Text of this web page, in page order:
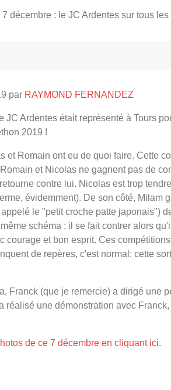
7 décembre : le JC Ardentes sur tous les
par RAYMOND FERNANDEZ
JC Ardentes était représenté à Tours
2019 !
et Romain ont eu de quoi faire. Cette
et Nicolas ne gagnent pas de
contre lui. Nicolas est trop
évidemment). De son côté,
le "petit croche patte japonais")
schéma : il se fait contrer alors
courage et bon esprit. Ces
de repères, c'est normal; cette
Franck (que je remercie) a dirigé une
réalisé une démonstration avec
de ce 7 décembre en cliquant ici.